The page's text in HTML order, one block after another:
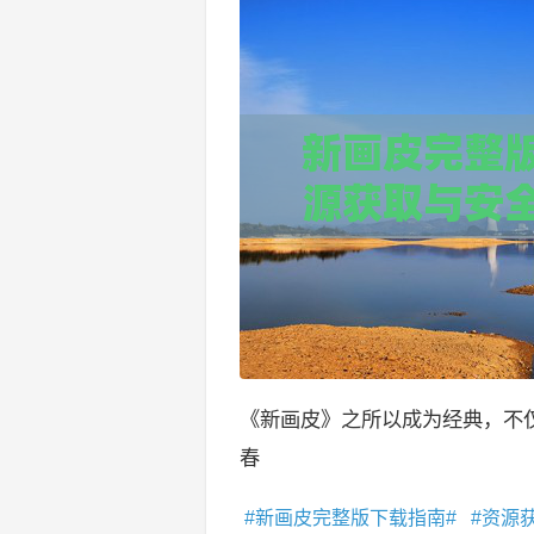
《新画皮》之所以成为经典，
春
新画皮完整版下载指南 资源